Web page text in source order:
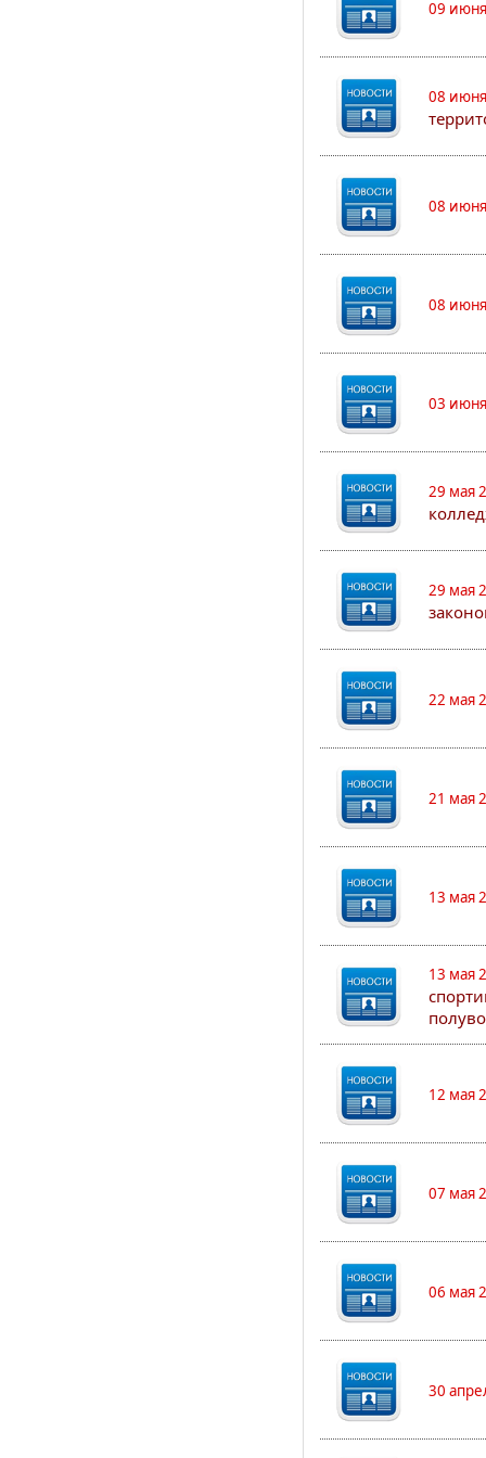
09
08
08
08
03
29 мая
29 мая
22 мая
21 мая
13 мая
13 мая
12 мая
07 мая
06 мая
30